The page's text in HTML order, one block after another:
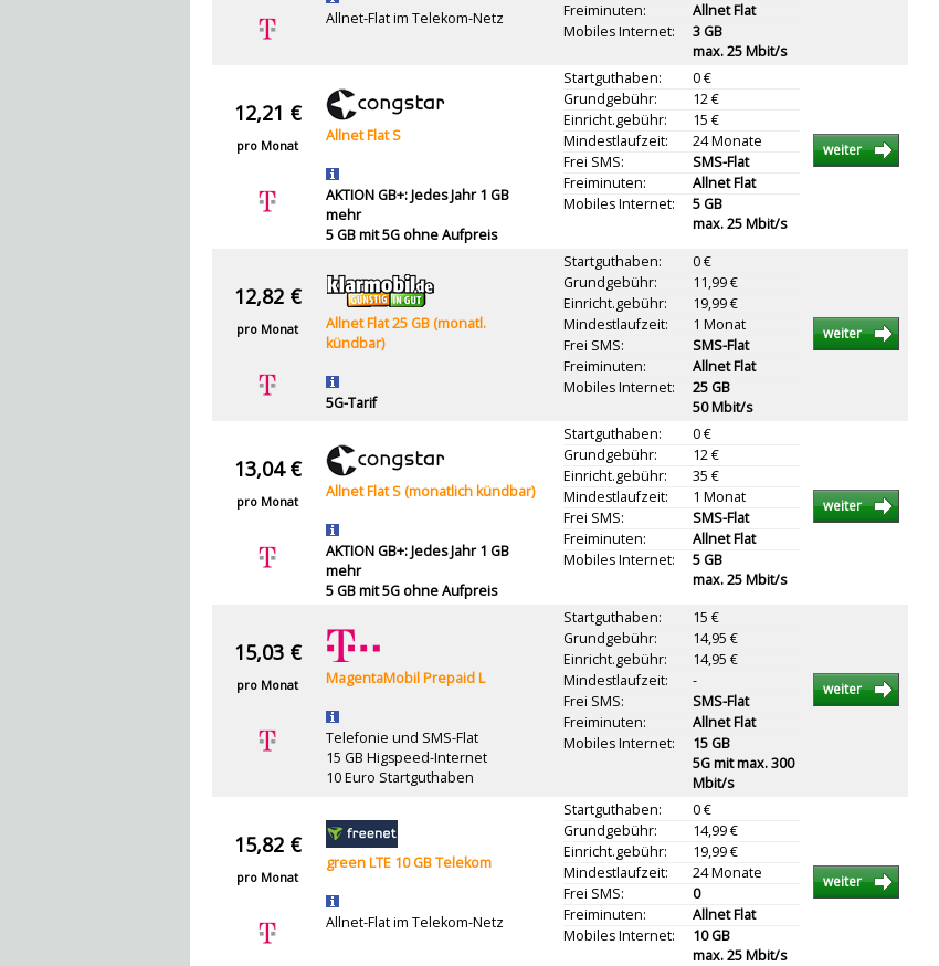
Allnet-Flat im Telekom-Netz
Freiminuten:
Allnet Flat
Mobiles Internet:
3 GB
max. 25 Mbit/s
12,21 €
pro Monat
Allnet Flat S
AKTION GB+: Jedes Jahr 1 GB
mehr
5 GB mit 5G ohne Aufpreis
Startguthaben:
0 €
Grundgebühr:
12 €
Einricht.gebühr:
15 €
Mindestlaufzeit:
24 Monate
Frei SMS:
SMS-Flat
Freiminuten:
Allnet Flat
Mobiles Internet:
5 GB
max. 25 Mbit/s
weiter
12,82 €
pro Monat
Allnet Flat 25 GB (monatl.
kündbar)
5G-Tarif
Startguthaben:
0 €
Grundgebühr:
11,99 €
Einricht.gebühr:
19,99 €
Mindestlaufzeit:
1 Monat
Frei SMS:
SMS-Flat
Freiminuten:
Allnet Flat
Mobiles Internet:
25 GB
50 Mbit/s
weiter
13,04 €
pro Monat
Allnet Flat S (monatlich kündbar)
AKTION GB+: Jedes Jahr 1 GB
mehr
5 GB mit 5G ohne Aufpreis
Startguthaben:
0 €
Grundgebühr:
12 €
Einricht.gebühr:
35 €
Mindestlaufzeit:
1 Monat
Frei SMS:
SMS-Flat
Freiminuten:
Allnet Flat
Mobiles Internet:
5 GB
max. 25 Mbit/s
weiter
15,03 €
pro Monat MagentaMobil Prepaid L
Telefonie und SMS-Flat
15 GB Higspeed-Internet
10 Euro Startguthaben
Startguthaben:
15 €
Grundgebühr:
14,95 €
Einricht.gebühr:
14,95 €
Mindestlaufzeit:
-
Frei SMS:
SMS-Flat
Freiminuten:
Allnet Flat
Mobiles Internet:
15 GB
5G mit max. 300
Mbit/s
weiter
15,82 €
pro Monat
green LTE 10 GB Telekom
Allnet-Flat im Telekom-Netz
Startguthaben:
0 €
Grundgebühr:
14,99 €
Einricht.gebühr:
19,99 €
Mindestlaufzeit:
24 Monate
Frei SMS:
0
Freiminuten:
Allnet Flat
Mobiles Internet:
10 GB
max. 25 Mbit/s
weiter